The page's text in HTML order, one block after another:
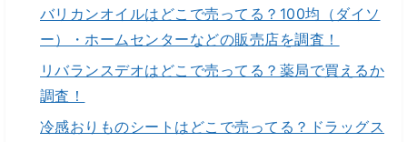
バリカンオイルはどこで売ってる？100均（ダイソ
ー）・ホームセンターなどの販売店を調査！
リバランスデオはどこで売ってる？薬局で買えるか
調査！
冷感おりものシートはどこで売ってる？ドラッグス